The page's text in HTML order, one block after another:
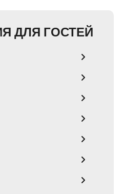
ДЛЯ ГОСТЕЙ